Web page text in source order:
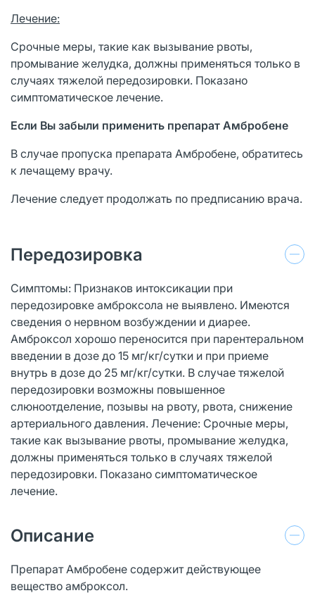
Лечение:
Срочные меры, такие как вызывание рвоты,
промывание желудка, должны применяться только в
случаях тяжелой передозировки. Показано
симптоматическое лечение.
Если Вы забыли применить препарат Амбробене
В случае пропуска препарата Амбробене, обратитесь
к лечащему врачу.
Лечение следует продолжать по предписанию врача.
Передозировка
Симптомы: Признаков интоксикации при
передозировке амброксола не выявлено. Имеются
сведения о нервном возбуждении и диарее.
Амброксол хорошо переносится при парентеральном
введении в дозе до 15 мг/кг/сутки и при приеме
внутрь в дозе до 25 мг/кг/сутки. В случае тяжелой
передозировки возможны повышенное
слюноотделение, позывы на рвоту, рвота, снижение
артериального давления. Лечение: Срочные меры,
такие как вызывание рвоты, промывание желудка,
должны применяться только в случаях тяжелой
передозировки. Показано симптоматическое
лечение.
Описание
Препарат Амбробене содержит действующее
вещество амброксол.